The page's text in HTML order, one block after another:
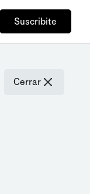
Suscribite
Cerrar